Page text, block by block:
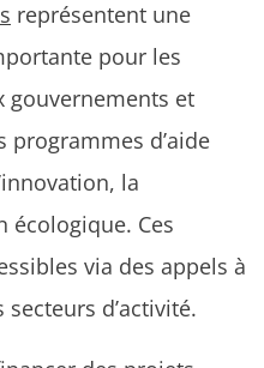
représentent une
pour les
gouvernements et
d’aide
la
écologique. Ces
via des appels à
d’activité.